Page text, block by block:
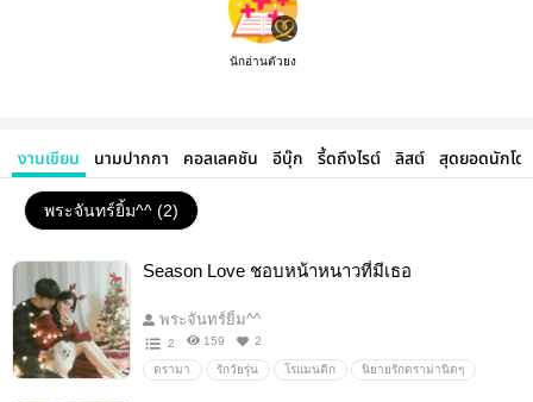
นักอ่านตัวยง
งานเขียน นามปากกา คอลเลคชัน อีบุ๊ก รี้ดถึงไรต์ ลิสต์ สุดยอดนักโด
พระจันทร์ยิ้ม^^ (2)
Season Love ชอบหน้าหนาวที่มีเธอ
พระจันทร์ยิ้ม^^
2 159 2
ดรามา รักวัยรุ่น โรแมนติก นิยายรักดราม่านิดๆ